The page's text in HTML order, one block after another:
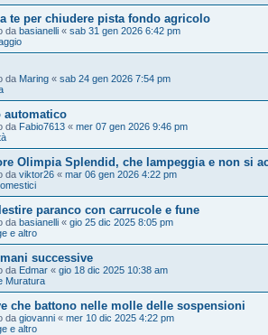
te per chiudere pista fondo agricolo
da basianelli « sab 31 gen 2026 6:42 pm
da Maring « sab 24 gen 2026 7:54 pm
automatico
da Fabio7613 « mer 07 gen 2026 9:46 pm
Olimpia Splendid, che lampeggia e non si
da viktor26 « mar 06 gen 2026 4:22 pm
paranco con carrucole e fune
da basianelli « gio 25 dic 2025 8:05 pm
e altro
successive
da Edmar « gio 18 dic 2025 10:38 am
Muratura
che battono nelle molle delle sospensioni
da giovanni « mer 10 dic 2025 4:22 pm
e altro